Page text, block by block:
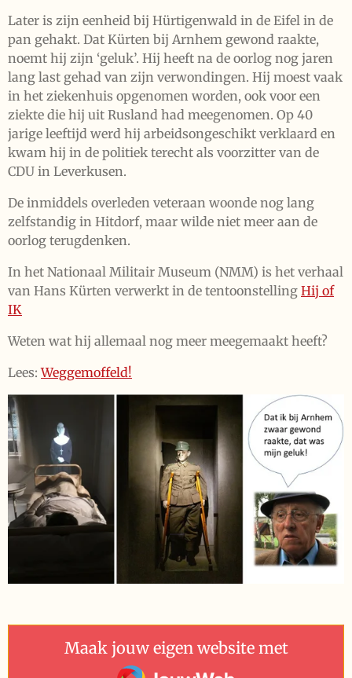
Later is zijn eenheid bij Hürtigenwald in de Eifel in de
pan gehakt. Dat Kürten bij Arnhem gewond raakte,
noemt hij zijn ‘geluk’. Hij heeft na de oorlog nog jaren
lang last gehad van zijn verwondingen. Hij moest vaak
in het ziekenhuis opgenomen worden, ook voor een
ziekte die hij uit Rusland had meegenomen. Op 40
jarige leeftijd werd hij arbeidsongeschikt verklaard en
kwam hij in de politiek terecht als voorzitter van de
CDU in Leverkusen.
De inmiddels overleden veteraan woonde nog lang
zelfstandig in Hitdorf, maar wilde niet meer aan de
oorlog terugdenken.
In het Nationaal Militair Museum (NMM) is het verhaal
van Hans Kürten verwerkt in de tentoonstelling Hij of
IK
Weten wat hij allemaal nog meer meegemaakt heeft?
Lees: Weggemoffeld!
Maak jouw eigen website met
JouwWeb